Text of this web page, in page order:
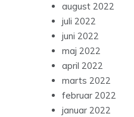
august 2022
juli 2022
juni 2022
maj 2022
april 2022
marts 2022
februar 2022
januar 2022